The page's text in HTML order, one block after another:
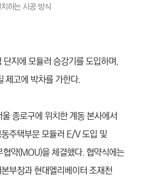
치하는 시공 방식
지에 모듈러 승강기를 도입하며,
제고에 박차를 가한다.
종로구에 위치한 계동 본사에서
주택부문 모듈러 E/V 도입 및
협약(MOU)을 체결했다. 협약식에는
부장과 현대엘리베이터 조재천